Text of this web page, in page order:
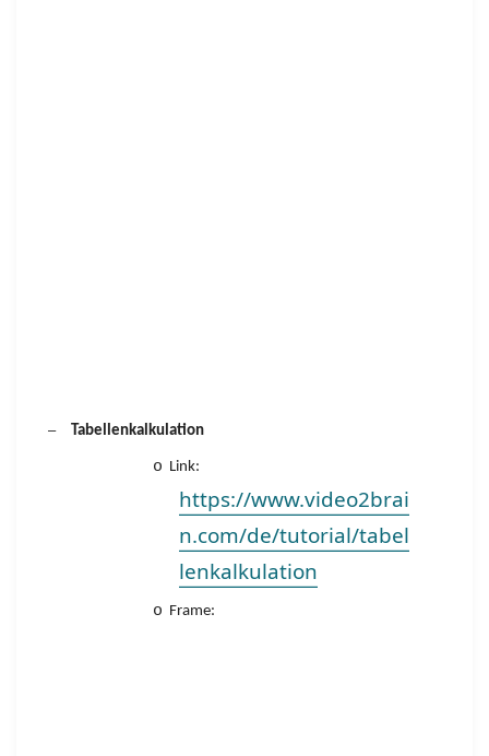
– Tabellenkalkulation
o Link:
https://www.video2brai
n.com/de/tutorial/tabel
lenkalkulation
o Frame: